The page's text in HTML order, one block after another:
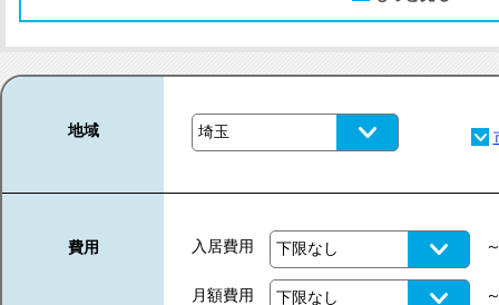
地域
費用 入居費用
月額費用